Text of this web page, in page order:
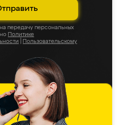
передачу персональных
Политике
Пользовательскому